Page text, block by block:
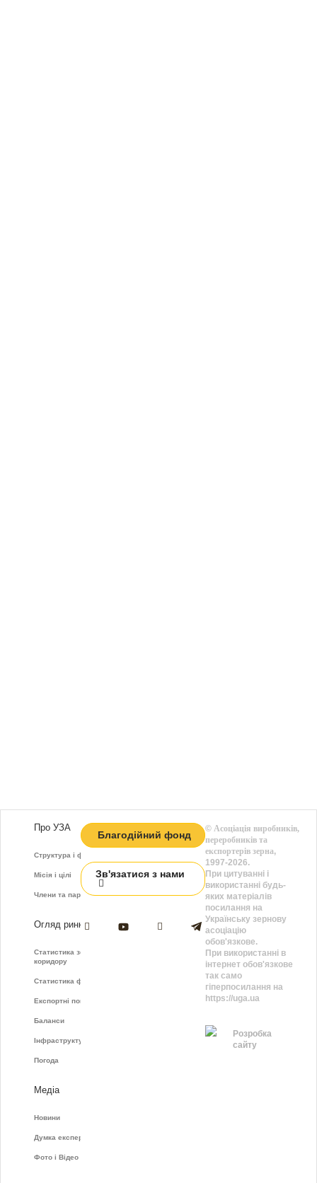
Про УЗА
Структура і функції
Місія і цілі
Члени та партнери
Огляд ринку
Статистика зернового
коридору
Статистика фрахту
Експортні показники
Баланси
Інфраструктура
Погода
Медіа
Новини
Думка експертів
Фото і Відео
Благодійний фонд
Зв'язатися з нами
©Асоціація виробників,
переробників та
експортерів зерна,
1997-2026.
При цитуванні і
використанні будь-
яких матеріалів
посилання на
Українську зернову
асоціацію
обов'язкове.
При використанні в
інтернет обов'язкове
так само
гіперпосилання на
https://uga.ua
Розробка
сайту